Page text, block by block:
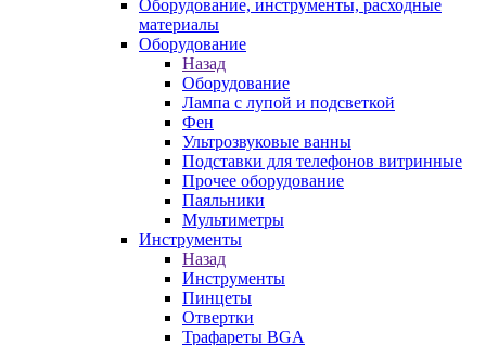
Оборудование, инструменты, расходные
материалы
Оборудование
Назад
Оборудование
Лампа с лупой и подсветкой
Фен
Ультрозвуковые ванны
Подставки для телефонов витринные
Прочее оборудование
Паяльники
Мультиметры
Инструменты
Назад
Инструменты
Пинцеты
Отвертки
Трафареты BGA